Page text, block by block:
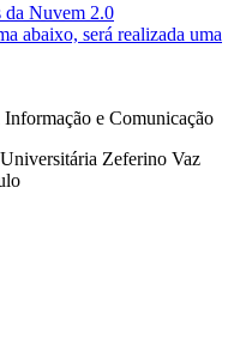
da Nuvem 2.0
abaixo, será realizada uma
e Comunicação
Zeferino Vaz